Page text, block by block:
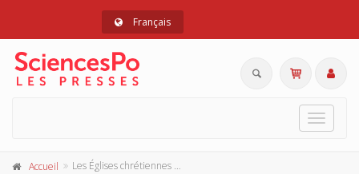
Français
Toggle
Accueil Les Églises chrétiennes et la décolonisation